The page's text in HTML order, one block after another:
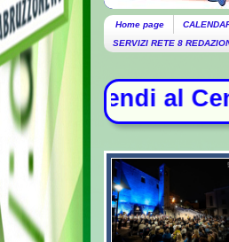
Home page
SERVIZI RETE 8
Sud.